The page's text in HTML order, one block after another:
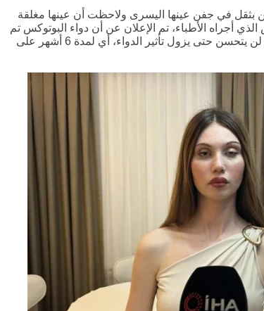
بثقل في جفن عينها اليسرى ولاحظت أن عينها مغلقة
أجراه الأطباء، تم الإعلان عن أن دواء البوتوكس تم
حقنه في العضلة الخاطئة، وأن تدلي الجفن لن يتحسن حتى يزول تأثير الدواء، أي لمدة 6 أشهر على